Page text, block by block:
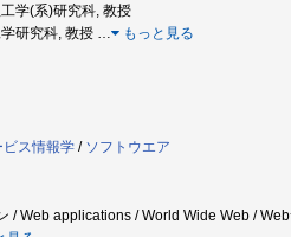
学(系)研究科, 教授
研究科, 教授 … もっと見る
ビス情報学 / ソフトウエア
/ Web applications / World Wide Web /